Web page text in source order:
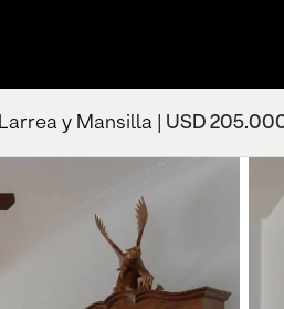
Larrea y Mansilla | USD